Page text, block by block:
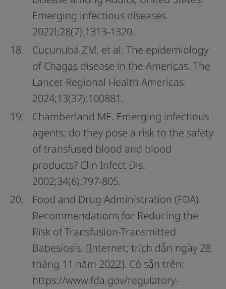
Emerging infectious diseases.
2022l;28(7):1313-1320.
Cucunubá ZM, et al. The epidemiology
of Chagas disease in the Americas. The
Lancet Regional Health Americas.
2024;13(37):100881.
Chamberland ME. Emerging infectious
agents: do they pose a risk to the safety
of transfused blood and blood
products? Clin Infect Dis.
2002;34(6):797-805.
Food and Drug Administration (FDA).
Recommendations for Reducing the
Risk of Transfusion-Transmitted
Babesiosis. [Internet; trích dẫn ngày 28
tháng 11 năm 2022]. Có sẵn trên:
https://www.fda.gov/regulatory-